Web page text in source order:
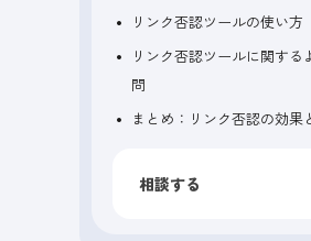
リンク否認ツールの使い方
リンク否認ツールに関する
問
まとめ：リンク否認の効果
相談する